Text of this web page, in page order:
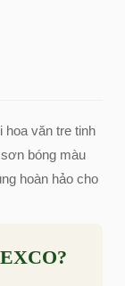
văn tre tinh
bóng màu
hoàn hảo cho